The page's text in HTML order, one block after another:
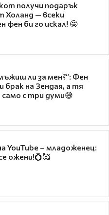
получи подарък
Холанд — всеки
фен би го искал! 🤩
ли за мен?“: Фен
брак на Зендая, а тя
с три думи😅
YouTube – младоженец:
ожени!💍🥰